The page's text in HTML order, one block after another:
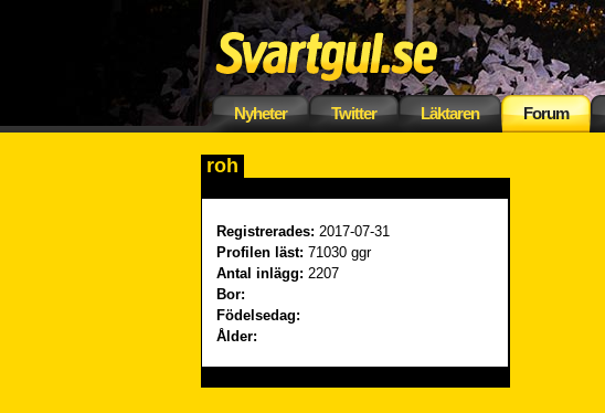
Nyheter Twitter Läktaren Forum
roh
Registrerades: 2017-07-31
Profilen läst: 71030 ggr
Antal inlägg: 2207
Bor:
Födelsedag:
Ålder: